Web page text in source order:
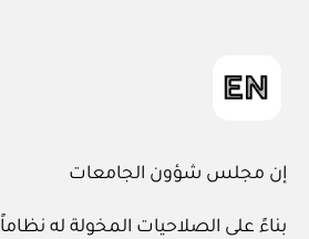
إن مجلس شؤون الجامعات
بناءً على الصلاحيات المخولة له نظاماً